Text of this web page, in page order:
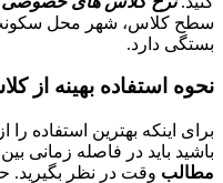
سطح کلاس، شهر محل
بستگی دارد.
نحوه استفاده بهینه
برای اینکه بهترین استفاده
باشید باید در فاصله زمانی
مطالب وقت در نظر بگیرید.